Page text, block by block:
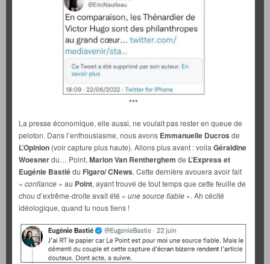
***
La presse économique, elle aussi, ne voulait pas rester en queue de
peloton. Dans l’enthousiasme, nous avons Emmanuelle Ducros de
L’Opinion (voir capture plus haute). Allons plus avant : voila Géraldine
Woesnerdu… Point, Marion Van Rentherghem de L’Express et
Eugénie Bastiédu Figaro/ CNews. Cette dernière avouera avoir fait
« confiance » au Point, ayant trouvé de tout temps que cette feuille de
chou d’extrême-droite avait été « une source fiable ». Ah cécité
idéologique, quand tu nous tiens !